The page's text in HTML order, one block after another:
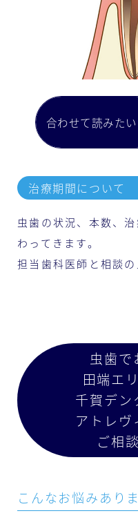
治療期間について
虫歯の状況、本数、
わってきます。
担当歯科医師と相談の
虫歯で
田端エ
千賀デン
アトレヴ
ご相
こんなお悩みあり